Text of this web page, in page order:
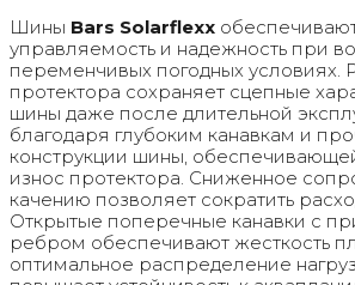
Шины Bars Solarflexx
управляемость и надежность при
переменчивых погодных условиях.
протектора сохраняет сцепные
шины даже после длительной
благодаря глубоким канавкам и
конструкции шины,
износ протектора. Сниженное
качению позволяет сократить
Открытые поперечные канавки с
ребром обеспечивают жесткость
оптимальное распределение